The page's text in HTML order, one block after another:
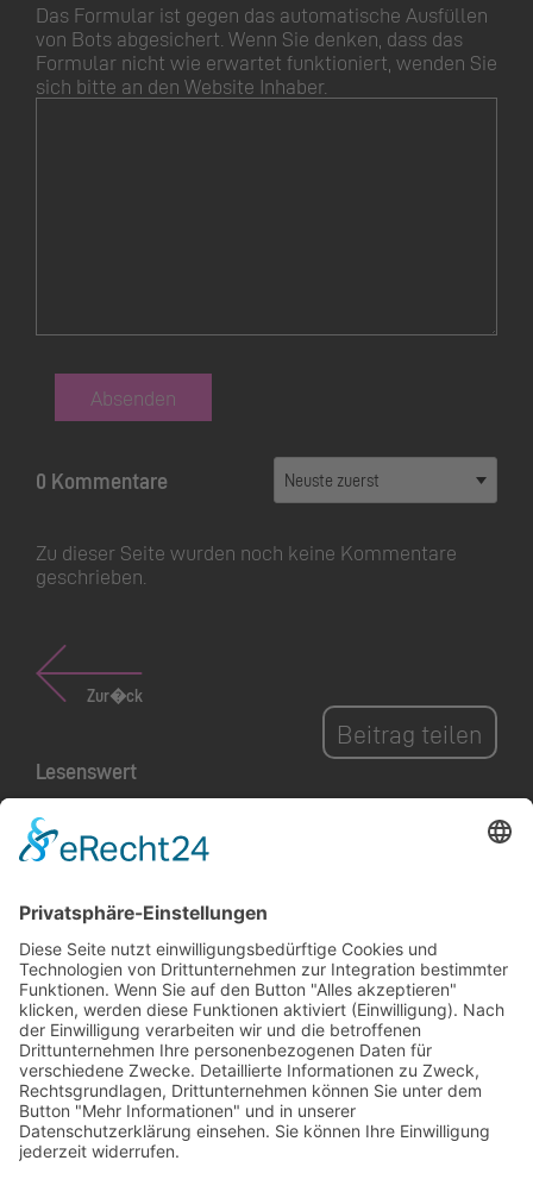
Das Formular ist gegen das automatische Ausfüllen
von Bots abgesichert. Wenn Sie denken, dass das
Formular nicht wie erwartet funktioniert, wenden Sie
sich bitte an den Website Inhaber.
Absenden
0 Kommentare
Zu dieser Seite wurden noch keine Kommentare
geschrieben.
Zur�ck
Beitrag teilen
Lesenswert
Jugendliche: Der neue